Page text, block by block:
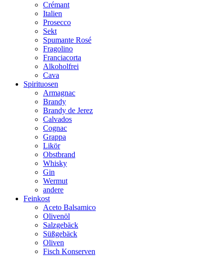
Crémant
Italien
Prosecco
Sekt
Spumante Rosé
Fragolino
Franciacorta
Alkoholfrei
Cava
Spirituosen
Armagnac
Brandy
Brandy de Jerez
Calvados
Cognac
Grappa
Likör
Obstbrand
Whisky
Gin
Wermut
andere
Feinkost
Aceto Balsamico
Olivenöl
Salzgebäck
Süßgebäck
Oliven
Fisch Konserven